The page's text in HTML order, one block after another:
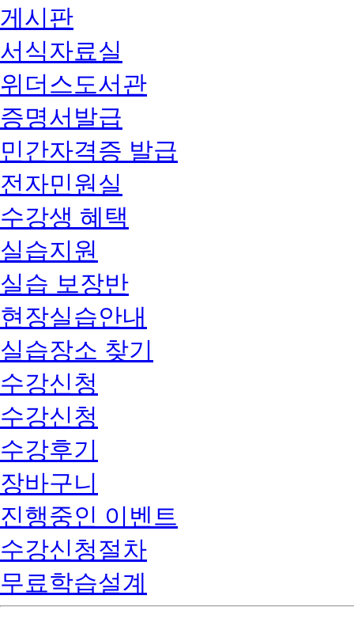
게시판
서식자료실
위더스도서관
증명서발급
민간자격증 발급
전자민원실
수강생 혜택
실습지원
실습 보장반
현장실습안내
실습장소 찾기
수강신청
수강신청
수강후기
장바구니
진행중인 이벤트
수강신청절차
무료학습설계